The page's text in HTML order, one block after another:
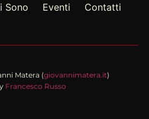
Sono Eventi Contatti
Matera (giovannimatera.it)
Francesco Russo